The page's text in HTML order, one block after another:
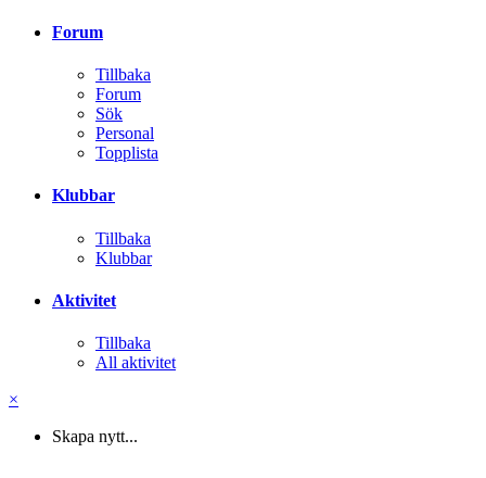
Forum
Tillbaka
Forum
Sök
Personal
Topplista
Klubbar
Tillbaka
Klubbar
Aktivitet
Tillbaka
All aktivitet
×
Skapa nytt...